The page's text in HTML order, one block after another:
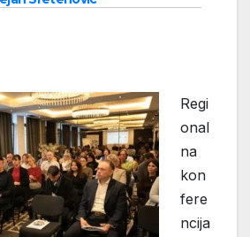
Regi
onal
na
kon
fere
ncija